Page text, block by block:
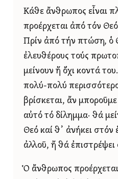
Κάθε ἄνθρωπος εἶναι
προέρχεται ἀπό τόν
Πρίν ἀπό τήν πτώση, ὁ
ἐλευθέρους τούς
μείνουν ἤ ὄχι κοντά
πολύ-πολύ
βρίσκεται, ἄν
αὐτό τό δίλημμα· θά
Θεό καί θ᾿ ἀνήκει στόν
ἀλλοῦ, ἤ θά
Ὁ ἄνθρωπος